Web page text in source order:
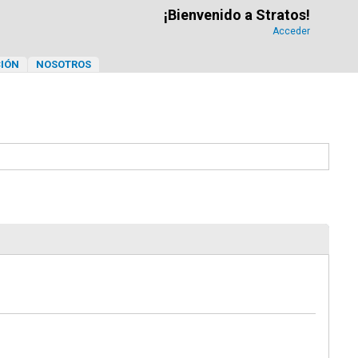
¡Bienvenido a Stratos!
Acceder
NOSOTROS